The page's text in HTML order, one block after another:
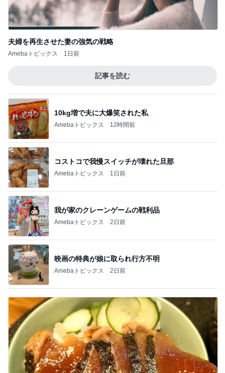
夫婦を再生させた妻の強気の戦略
Amebaトピックス 1日前
記事を読む
10kg増で夫に大爆笑された私
Amebaトピックス 12時間前
コストコで我慢スイッチが壊れた旦那
Amebaトピックス 1日前
我が家のクレーンゲームの戦利品
Amebaトピックス 2日前
映画の特典が娘に取られ行方不明
Amebaトピックス 2日前